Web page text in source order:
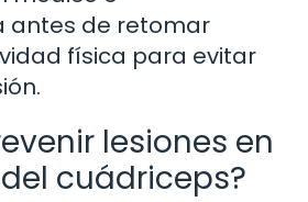
antes de retomar
física para evitar
lesiones en
cuádriceps?